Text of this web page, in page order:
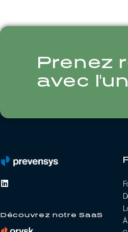
Prenez
avec
Découvrez notre SaaS